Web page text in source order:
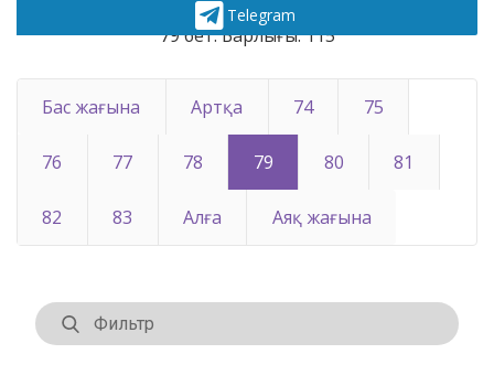
Telegram
79 бет. Барлығы: 115
Бас жағына Артқа 74 75
76 77 78 79 80 81
82 83 Алға Аяқ жағына